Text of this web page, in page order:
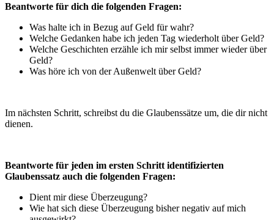
Beantworte für dich die folgenden Fragen:
Was halte ich in Bezug auf Geld für wahr?
Welche Gedanken habe ich jeden Tag wiederholt über Geld?
Welche Geschichten erzähle ich mir selbst immer wieder über
Geld?
Was höre ich von der Außenwelt über Geld?
Im nächsten Schritt, schreibst du die Glaubenssätze um, die dir nicht
dienen.
Beantworte für jeden im ersten Schritt identifizierten
Glaubenssatz auch die folgenden Fragen:
Dient mir diese Überzeugung?
Wie hat sich diese Überzeugung bisher negativ auf mich